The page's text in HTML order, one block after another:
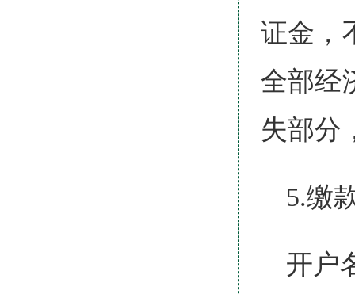
证金，
全部经
失部分
5.缴
开户